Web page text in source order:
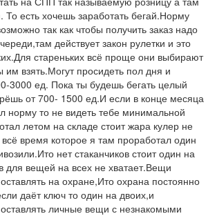
То есть хочешь заработать бегай.Норму
так как чтобы получить заказ надо
действует закон рулетки и это
стареньких всё проще они выбирают
им взять.Могут просидеть пол дня и
3000 ед. Пока ты будешь бегать целый
от 700- 1500 ед.И если в конце месяца
норму то не видеть тебе минимальной
летом на складе стоит жара кулер не
всё время которое я там проработал один
нет стаканчиков стоит один на
для вещей на всех не хватает.Вещи
на охране,Ито охрана постоянно
даёт ключ то один на двоих,и
личные вещи с незнакомыми